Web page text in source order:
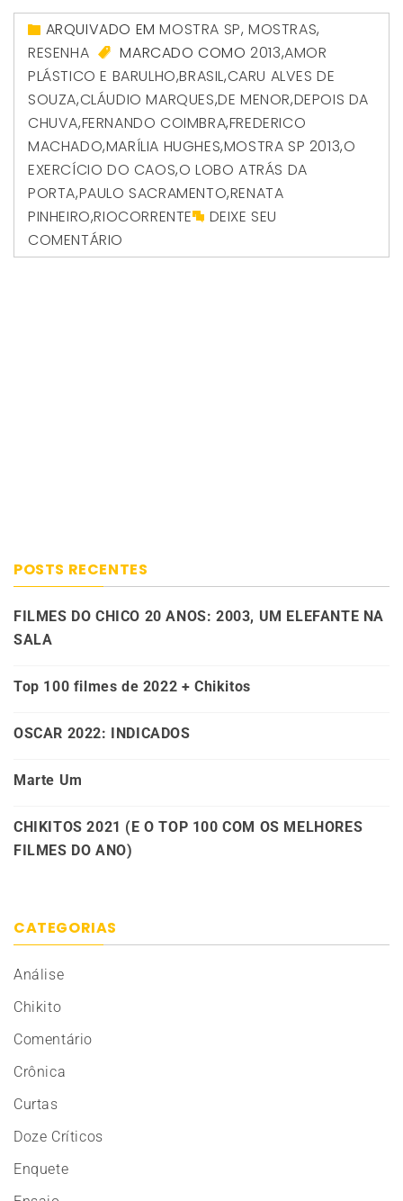
ARQUIVADO EMMOSTRA SP,MOSTRAS,
RESENHA
MARCADO COMO2013,AMOR
PLÁSTICO E BARULHO,BRASIL,CARU ALVES DE
SOUZA,CLÁUDIO MARQUES,DE MENOR,DEPOIS DA
CHUVA,FERNANDO COIMBRA,FREDERICO
MACHADO,MARÍLIA HUGHES,MOSTRA SP 2013,O
EXERCÍCIO DO CAOS,O LOBO ATRÁS DA
PORTA,PAULO SACRAMENTO,RENATA
PINHEIRO,RIOCORRENTE
DEIXE SEU
COMENTÁRIO
POSTS RECENTES
FILMES DO CHICO 20 ANOS: 2003, UM ELEFANTE NA
SALA
Top 100 filmes de 2022 + Chikitos
OSCAR 2022: INDICADOS
Marte Um
CHIKITOS 2021 (E O TOP 100 COM OS MELHORES
FILMES DO ANO)
CATEGORIAS
Análise
Chikito
Comentário
Crônica
Curtas
Doze Críticos
Enquete